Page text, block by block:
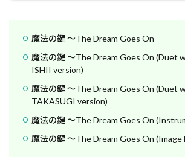
魔法の鍵 ～The Dream Goes On
魔法の鍵 ～The Dream Goes On (Duet
ISHII version)
魔法の鍵 ～The Dream Goes On (Duet
TAKASUGI version)
魔法の鍵 ～The Dream Goes On
魔法の鍵 ～The Dream Goes On (Image